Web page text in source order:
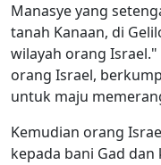
Manasye yang
tanah Kanaan, di
wilayah orang
orang Israel,
untuk maju
Kemudian orang
kepada bani Gad